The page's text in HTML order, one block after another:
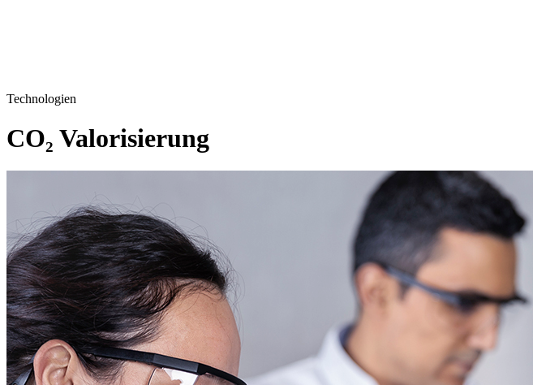
Technologien
CO₂ Valorisierung